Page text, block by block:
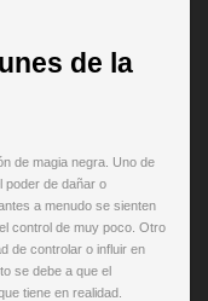
de la
de magia negra. Uno de
poder de dañar o
a menudo se sienten
control de muy poco. Otro
de controlar o influir en
se debe a que el
tiene en realidad.